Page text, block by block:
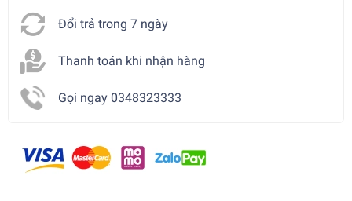
Đổi trả trong 7 ngày
Thanh toán khi nhận hàng
Gọi ngay 0348323333